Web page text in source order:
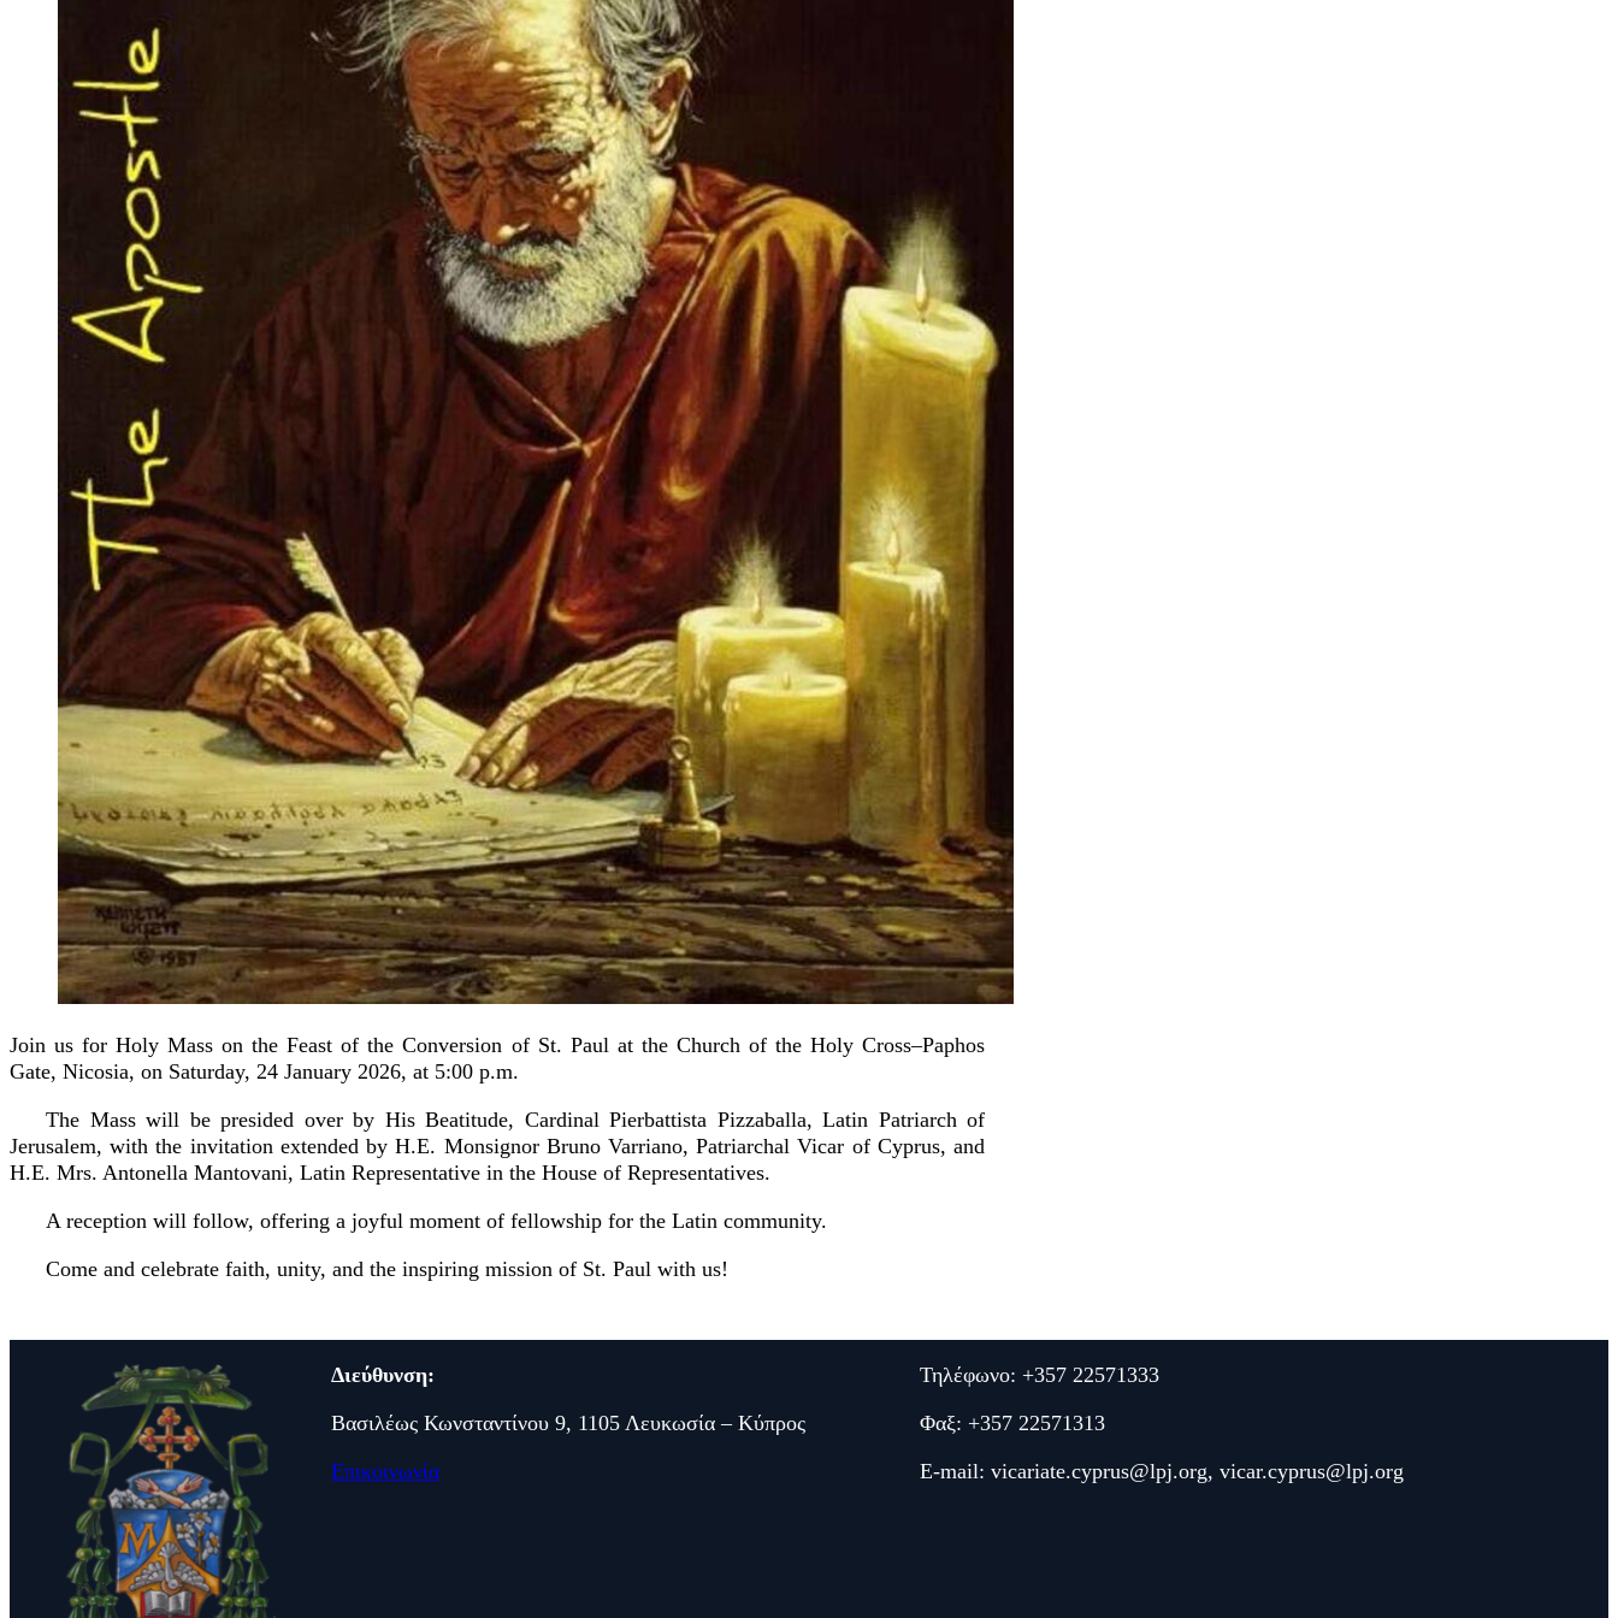
Join us for Holy Mass on the Feast of the Conversion of St. Paul at the Church of the Holy Cross–Paphos
Gate, Nicosia, on Saturday, 24 January 2026, at 5:00 p.m.
The Mass will be presided over by His Beatitude, Cardinal Pierbattista Pizzaballa, Latin Patriarch of
Jerusalem, with the invitation extended by H.E. Monsignor Bruno Varriano, Patriarchal Vicar of Cyprus, and
H.E. Mrs. Antonella Mantovani, Latin Representative in the House of Representatives.
A reception will follow, offering a joyful moment of fellowship for the Latin community.
Come and celebrate faith, unity, and the inspiring mission of St. Paul with us!
Διεύθυνση:
Βασιλέως Κωνσταντίνου 9, 1105 Λευκωσία – Κύπρος
Επικοινωνία
Τηλέφωνο: +357 22571333
Φαξ: +357 22571313
E-mail: vicariate.cyprus@lpj.org, vicar.cyprus@lpj.org